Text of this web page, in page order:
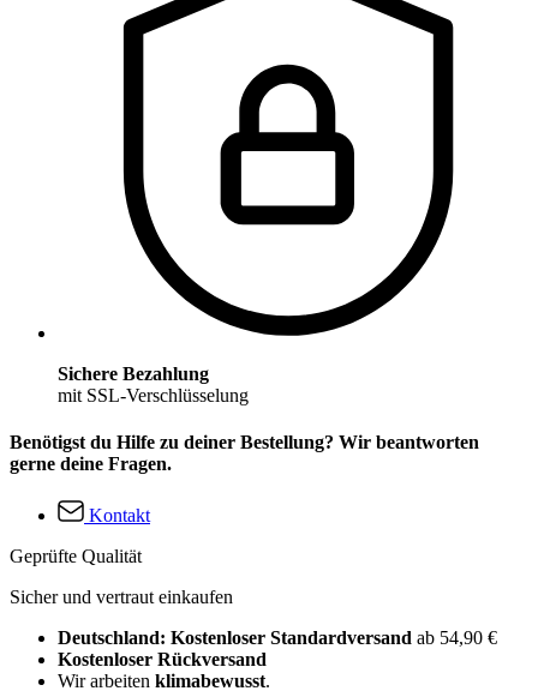
Sichere Bezahlung
mit SSL-Verschlüsselung
Benötigst du Hilfe zu deiner Bestellung? Wir beantworten
gerne deine Fragen.
Kontakt
Geprüfte Qualität
Sicher und vertraut einkaufen
Deutschland: Kostenloser Standardversand ab 54,90 €
Kostenloser Rückversand
Wir arbeiten klimabewusst.